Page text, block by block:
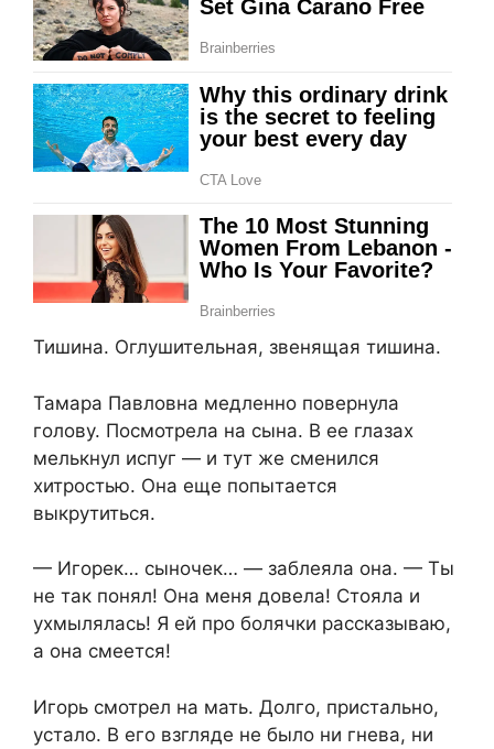
Тишина. Оглушительная, звенящая тишина.
Тамара Павловна медленно повернула
голову. Посмотрела на сына. В ее глазах
мелькнул испуг — и тут же сменился
хитростью. Она еще попытается
выкрутиться.
— Игорек… сыночек… — заблеяла она. — Ты
не так понял! Она меня довела! Стояла и
ухмылялась! Я ей про болячки рассказываю,
а она смеется!
Игорь смотрел на мать. Долго, пристально,
устало. В его взгляде не было ни гнева, ни